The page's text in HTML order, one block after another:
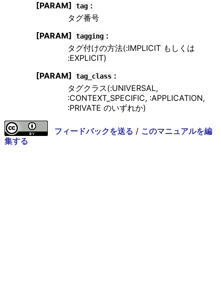
[PARAM]
tag :
タグ番号
[PARAM]
tagging :
タグ付けの方法(:IMPLICIT もしくは
:EXPLICIT)
[PARAM]
tag_class :
タグクラス(:UNIVERSAL,
:CONTEXT_SPECIFIC, :APPLICATION,
:PRIVATE のいずれか)
フィードバックを送る / このマニュアルを編
集する